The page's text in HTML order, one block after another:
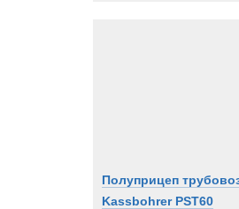
Полуприцеп
Kassbohrer PST60